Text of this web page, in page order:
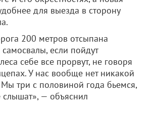
для выезда в сторону
200 метров отсыпана
если пойдут
себе все прорвут, не говоря
У нас вообще нет никакой
Мы три с половиной года бьемся,
— объяснил